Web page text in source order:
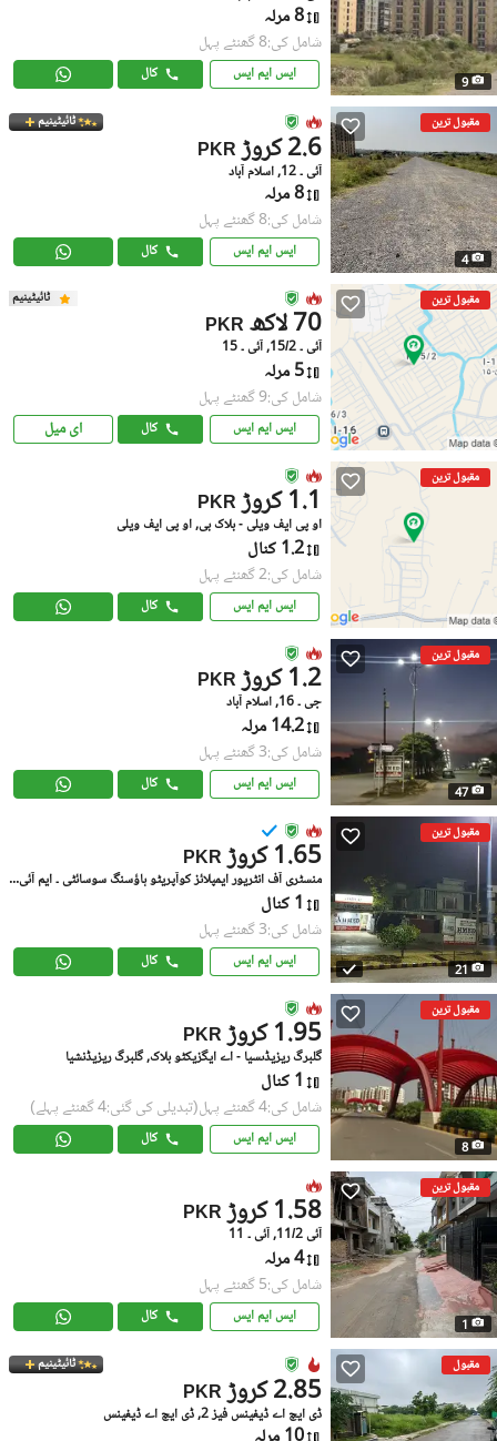
9
8 مرلہ
شامل کی:8 گھنٹے پہل
ایس ایم ایس کال
مقبول ترین
4
ٹائیٹینیم
PKR 2.6 کروڑ
آئی ۔ 12, اسلام آباد
8 مرلہ
شامل کی:8 گھنٹے پہل
ایس ایم ایس کال
مقبول ترین ٹائیٹینیم
PKR 70 لاکھ
آئی ۔ 15/2, آئی ۔ 15
5 مرلہ
شامل کی:9 گھنٹے پہل
ایس ایم ایس کال ای میل
مقبول ترین
PKR 1.1 کروڑ
او پی ایف ویلی - بلاک بی, او پی ایف ویلی
1.2 کنال
شامل کی:2 گھنٹے پہل
ایس ایم ایس کال
مقبول ترین
47
PKR 1.2 کروڑ
جی ۔ 16, اسلام آباد
14.2 مرلہ
شامل کی:3 گھنٹے پہل
ایس ایم ایس کال
مقبول ترین
21
PKR 1.65 کروڑ
منسٹری آف انٹریور ایمپلائز کوآپریٹو ہاؤسنگ سوسائٹی ۔ ایم آئی ای سی ایچ ایس, جی ۔ 16
1 کنال
شامل کی:3 گھنٹے پہل
ایس ایم ایس کال
مقبول ترین
8
PKR 1.95 کروڑ
گلبرگ ریزیڈںسیا - اے ایگزیکٹو بلاک, گلبرگ ریزیڈنشیا
1 کنال
شامل کی:4 گھنٹے پہل (تبدیلی کی گئی:4 گھنٹے پہلے)
ایس ایم ایس کال
مقبول ترین
1
PKR 1.58 کروڑ
آئی 11/2, آئی ۔ 11
4 مرلہ
شامل کی:5 گھنٹے پہل
ایس ایم ایس کال
مقبول ٹائیٹینیم
PKR 2.85 کروڑ
ڈی ایچ اے ڈیفینس فیز 2, ڈی ایچ اے ڈیفینس